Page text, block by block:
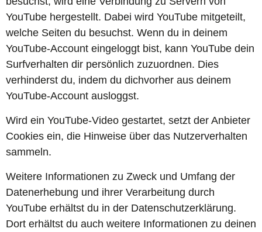
YouTube hergestellt. Dabei wird YouTube mitgeteilt,
welche Seiten du besuchst. Wenn du in deinem
YouTube-Account eingeloggt bist, kann YouTube dein
Surfverhalten dir persönlich zuzuordnen. Dies
verhinderst du, indem du dichvorher aus deinem
YouTube-Account ausloggst.
Wird ein YouTube-Video gestartet, setzt der Anbieter
Cookies ein, die Hinweise über das Nutzerverhalten
sammeln.
Weitere Informationen zu Zweck und Umfang der
Datenerhebung und ihrer Verarbeitung durch
YouTube erhältst du in der Datenschutzerklärung.
Dort erhältst du auch weitere Informationen zu deinen